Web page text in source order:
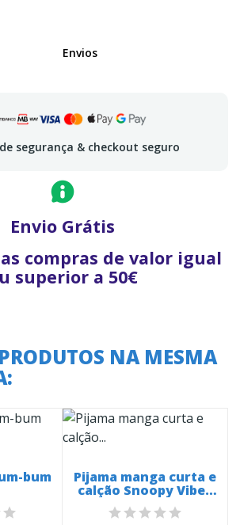
Envios
segurança & checkout seguro
Envio Grátis
compras de valor igual
superior a 50€
NA MESMA
bum Pijama manga curta e
calção Snoopy Vibes
20284